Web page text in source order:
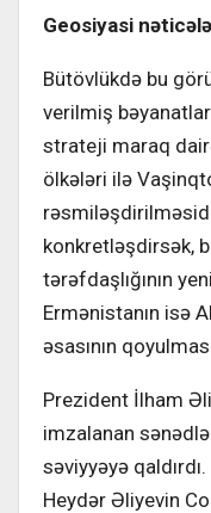
Geosiyasi
Bütövlükdə bu
verilmiş
strateji maraq
ölkələri ilə
konkretləşdirsək,
tərəfdaşlığının
Ermənistanın isə
əsasının
Prezident İlham
imzalanan
səviyyəyə
Heydər Əliyevin